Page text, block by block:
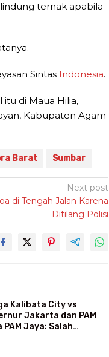
ternak apabila
Sintas Indonesia.
di Maua Hilia,
Kabupaten Agam
Barat Sumbar
Next post
di Tengah Jalan Karena
Ditilang Polisi
Kalibata City vs
Jakarta dan PAM
PAM Jaya: Salah